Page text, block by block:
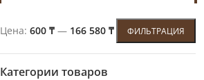
ФИЛЬТРАЦИЯ
Цена: 600 ₸ — 166 580 ₸
Категории товаров